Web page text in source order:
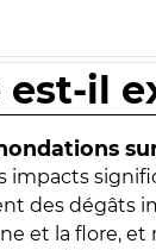
il
impacts
des dégâts
et la flore,